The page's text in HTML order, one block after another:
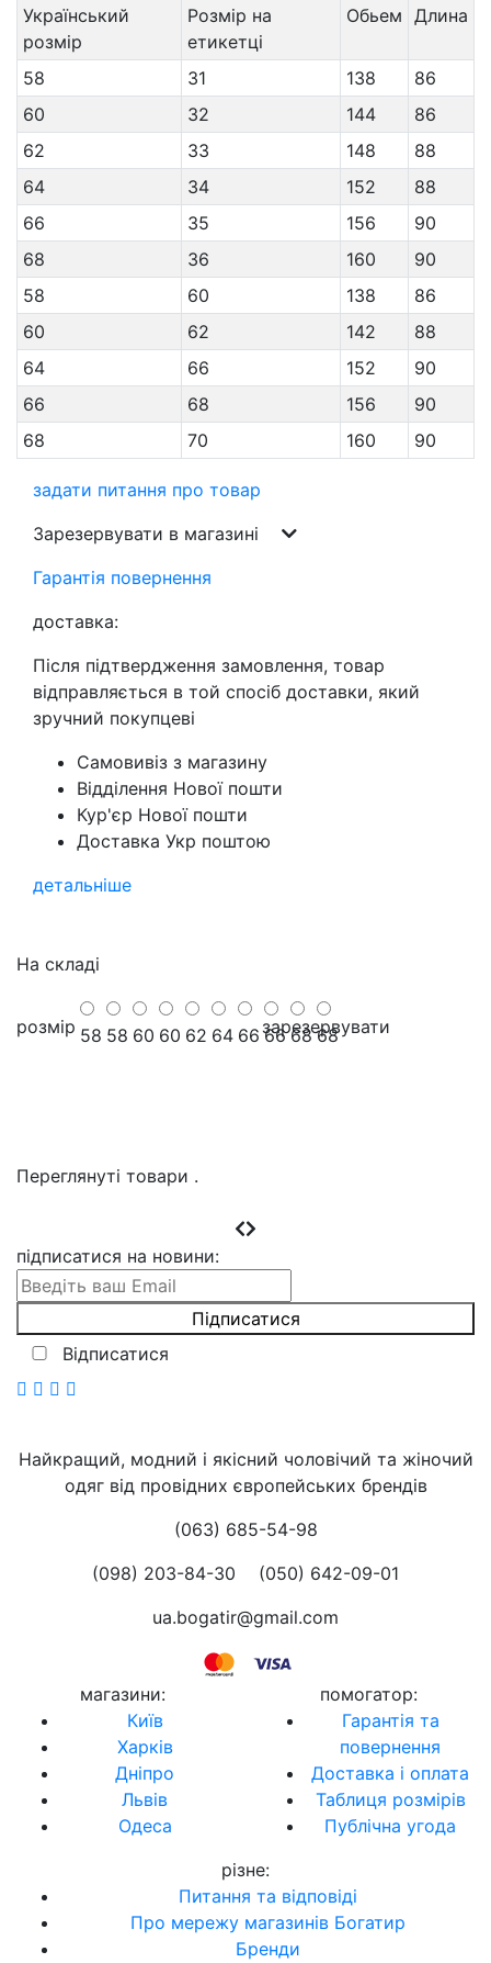
Український
розмір
Розмір на
етикетці
Обьем Длина
58 31 138
86
60
32 144
86
62
33 148
88
64
34 152
88
66
35 156
90
68
36 160
90
58
60 138
86
60
62 142
88
64
66 152
90
66
68 156
90
68
70 160 90
задати питання про товар
Зарезервувати в магазині
Гарантія повернення
доставка:
Після підтвердження замовлення, товар
відправляється в той спосіб доставки, який
зручний покупцеві
Самовивіз з магазину
Відділення Нової пошти
Кур'єр Нової пошти
Доставка Укр поштою
детальніше
На складі
розмір 58 58 60 60 62 64 66 66 68 68
зарезервувати
Переглянуті товари .
підписатися на новини:
Відписатися
Найкращий, модний і якісний чоловічий та жіночий
одяг від провідних європейських брендів
(063) 685-54-98
(098) 203-84-30
(050) 642-09-01
ua.bogatir@gmail.com
магазини:
Київ
Харків
Дніпро
Львів
Одеса
помогатор:
Гарантія та
повернення
Доставка і оплата
Таблиця розмірів
Публічна угода
різне:
Питання та відповіді
Про мережу магазинів Богатир
Бренди